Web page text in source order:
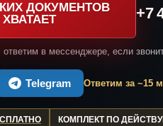
ДОКУМЕНТОВ
ХВАТАЕТ
+7
ответим в мессенджере, если
Telegram Ответим за ~15
КОМПЛЕКТ ПО